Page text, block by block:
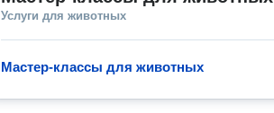
Услуги для животных
Мастер-классы для животных